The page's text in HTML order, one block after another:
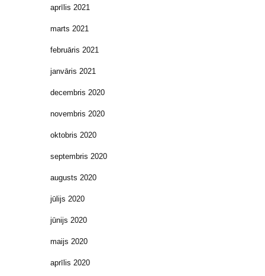
aprīlis 2021
marts 2021
februāris 2021
janvāris 2021
decembris 2020
novembris 2020
oktobris 2020
septembris 2020
augusts 2020
jūlijs 2020
jūnijs 2020
maijs 2020
aprīlis 2020